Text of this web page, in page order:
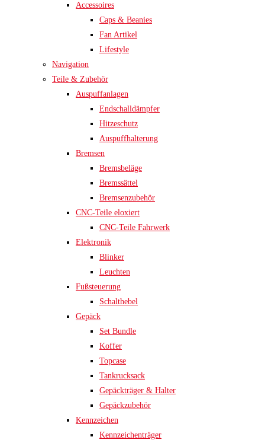
Accessoires
Caps & Beanies
Fan Artikel
Lifestyle
Navigation
Teile & Zubehör
Auspuffanlagen
Endschalldämpfer
Hitzeschutz
Auspuffhalterung
Bremsen
Bremsbeläge
Bremssättel
Bremsenzubehör
CNC-Teile eloxiert
CNC-Teile Fahrwerk
Elektronik
Blinker
Leuchten
Fußsteuerung
Schalthebel
Gepäck
Set Bundle
Koffer
Topcase
Tankrucksack
Gepäckträger & Halter
Gepäckzubehör
Kennzeichen
Kennzeichenträger